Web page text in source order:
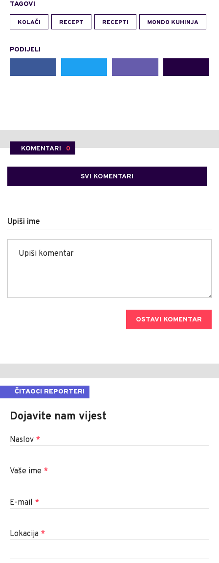
TAGOVI
KOLAČI RECEPT RECEPTI MONDO KUHINJA
PODIJELI
KOMENTARI 0
SVI KOMENTARI
Upiši ime
OSTAVI KOMENTAR
ČITAOCI REPORTERI
Dojavite nam vijest
Naslov *
Vaše ime *
E-mail *
Lokacija *